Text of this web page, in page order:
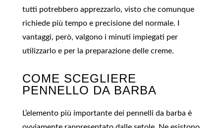
tutti potrebbero apprezzarlo, visto che comunque
richiede più tempo e precisione del normale. I
vantaggi, però, valgono i minuti impiegati per
utilizzarlo e per la preparazione delle creme.
COME SCEGLIERE
PENNELLO DA BARBA
L’elemento più importante dei pennelli da barba è